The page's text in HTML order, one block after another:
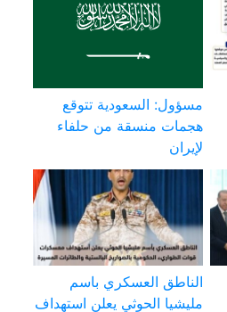
مسؤول: السعودية تتوقع
هجمات منسقة من حلفاء
لإيران
الناطق العسكري باسم
مليشيا الحوثي يعلن استهداف